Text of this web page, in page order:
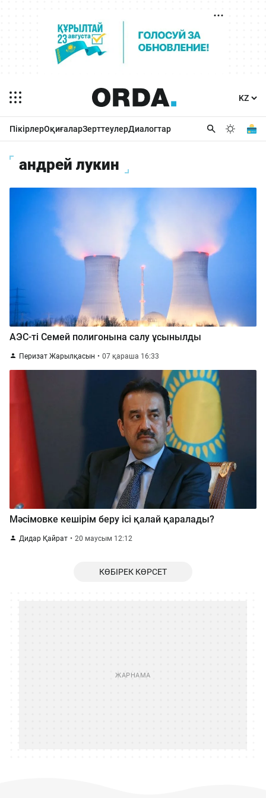
ПікірлерОқиғаларЗерттеулерДиалогтар
андрей лукин
АЭС-ті Семей полигонына салу ұсынылды
Перизат Жарылқасын 07 қараша 16:33
Мәсімовке кешірім беру ісі қалай қаралады?
Дидар Қайрат 20 маусым 12:12
КӨБІРЕК КӨРСЕТ